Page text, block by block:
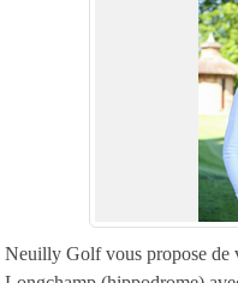
Neuilly Golf vous propose de